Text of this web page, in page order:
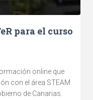
para el curso
online que
con el área STEAM
de Canarias.